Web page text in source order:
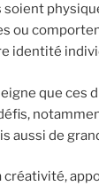
soient
ou
identité
que ces
aussi de